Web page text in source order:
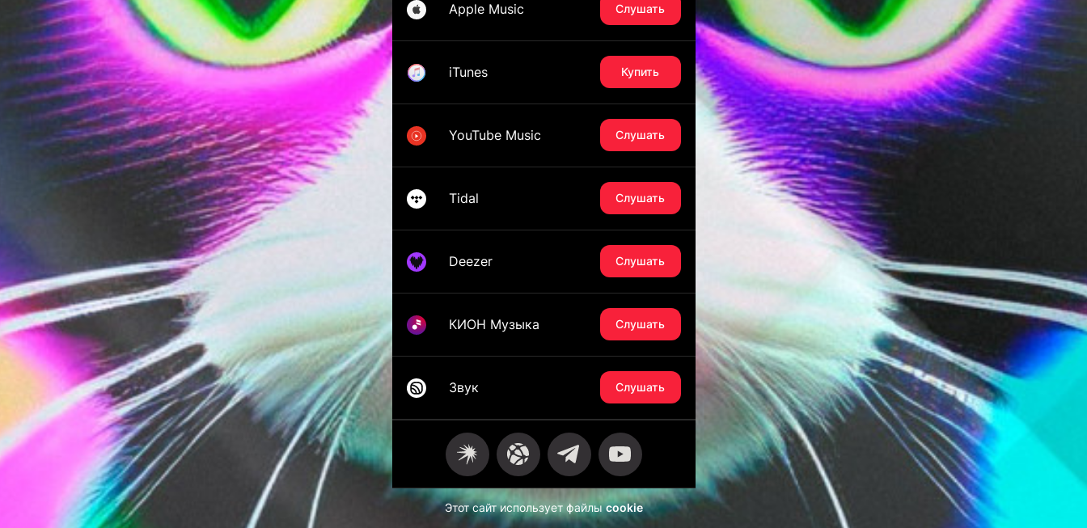
Apple Music Слушать
iTunes Купить
YouTube Music Слушать
Tidal Слушать
Deezer Слушать
КИОН Музыка Слушать
Звук Слушать
Этот сайт использует файлыcookie